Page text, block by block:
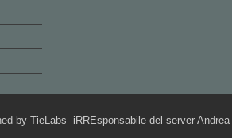
by TieLabs iRREsponsabile del server